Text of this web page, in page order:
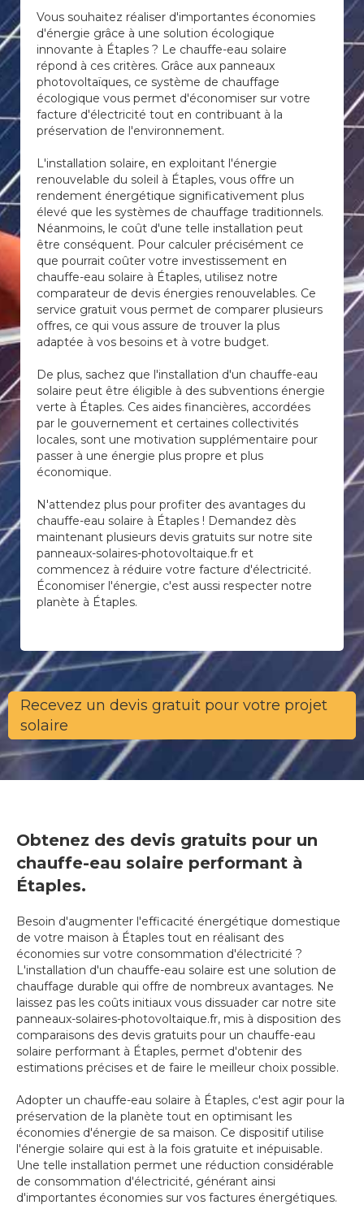
Vous souhaitez réaliser d'importantes économies
d'énergie grâce à une solution écologique
innovante à Étaples ? Le chauffe-eau solaire
répond à ces critères. Grâce aux panneaux
photovoltaïques, ce système de chauffage
écologique vous permet d'économiser sur votre
facture d'électricité tout en contribuant à la
préservation de l'environnement.
L'installation solaire, en exploitant l'énergie
renouvelable du soleil à Étaples, vous offre un
rendement énergétique significativement plus
élevé que les systèmes de chauffage traditionnels.
Néanmoins, le coût d'une telle installation peut
être conséquent. Pour calculer précisément ce
que pourrait coûter votre investissement en
chauffe-eau solaire à Étaples, utilisez notre
comparateur de devis énergies renouvelables. Ce
service gratuit vous permet de comparer plusieurs
offres, ce qui vous assure de trouver la plus
adaptée à vos besoins et à votre budget.
De plus, sachez que l'installation d'un chauffe-eau
solaire peut être éligible à des subventions énergie
verte à Étaples. Ces aides financières, accordées
par le gouvernement et certaines collectivités
locales, sont une motivation supplémentaire pour
passer à une énergie plus propre et plus
économique.
N'attendez plus pour profiter des avantages du
chauffe-eau solaire à Étaples ! Demandez dès
maintenant plusieurs devis gratuits sur notre site
panneaux-solaires-photovoltaique.fr et
commencez à réduire votre facture d'électricité.
Économiser l'énergie, c'est aussi respecter notre
planète à Étaples.
Recevez un devis gratuit pour votre projet
solaire
Obtenez des devis gratuits pour un
chauffe-eau solaire performant à
Étaples.
Besoin d'augmenter l'efficacité énergétique domestique
de votre maison à Étaples tout en réalisant des
économies sur votre consommation d'électricité ?
L'installation d'un chauffe-eau solaire est une solution de
chauffage durable qui offre de nombreux avantages. Ne
laissez pas les coûts initiaux vous dissuader car notre site
panneaux-solaires-photovoltaique.fr, mis à disposition des
comparaisons des devis gratuits pour un chauffe-eau
solaire performant à Étaples, permet d'obtenir des
estimations précises et de faire le meilleur choix possible.
Adopter un chauffe-eau solaire à Étaples, c'est agir pour la
préservation de la planète tout en optimisant les
économies d'énergie de sa maison. Ce dispositif utilise
l'énergie solaire qui est à la fois gratuite et inépuisable.
Une telle installation permet une réduction considérable
de consommation d'électricité, générant ainsi
d'importantes économies sur vos factures énergétiques.